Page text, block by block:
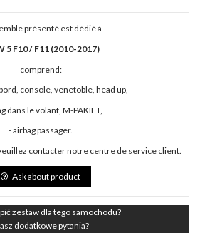
présenté est dédié à
5 F10 / F11 (2010-2017)
comprend:
console, venetoble, head up,
dans le volant, M-PAKIET,
- airbag passager.
contacter notre centre de service client.
Ask about product
zestaw dla tego samochodu?
dodatkowe pytania?